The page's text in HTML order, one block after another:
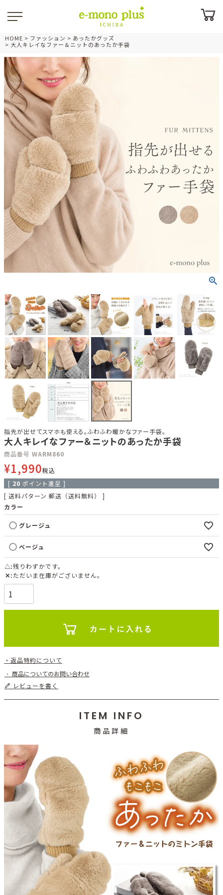
HOME ファッション
あったかグッズ
大人キレイなファー＆ニットのあったか手袋
指先が出せてスマホも使える。ふわふわ暖かなファー手袋。
大人キレイなファー＆ニットのあったか手袋
商品番号 WARM860
¥1,990税込
[ 20 ポイント進呈 ]
送料パターン 郵送（送料無料）
カラー
グレージュ
ベージュ
△ 残りわずかです。
✕ ただいま在庫がございません。
返品特約について
商品についてのお問い合わせ
レビューを書く
ITEM INFO
商品詳細